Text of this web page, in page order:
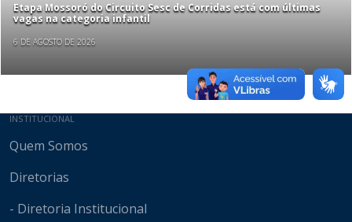
Etapa Mossoró do Circuito Sesc de Corridas está com últimas
vagas na categoria infantil
6 DE AGOSTO DE 2026
Mapa do site
INSTITUCIONAL
Quem Somos
Diretorias
- Diretoria Institucional